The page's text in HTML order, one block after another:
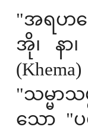
"အရဟ
အို၊ နာ
"သမ္မာ
သော "ပ